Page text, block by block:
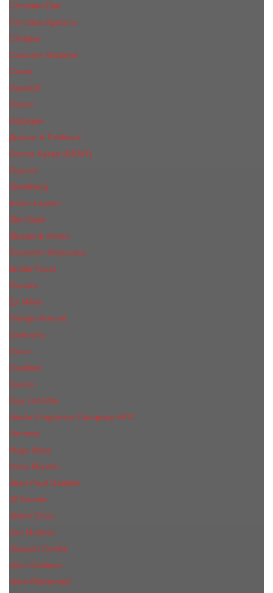
Christian Dior
Christina Aguilera
Сliniquе
Costume National
Creed
Davidoff
Diesel
Diptyque
Дольче & Габбана
Donna Karan (DKNY)
Dupont
Eisenberg
Еsteе Lаudеr
Elie Saab
Elizabeth Arden
Escentric Molecules
Emilio Pucci
Escada
Ex Nihilo
Giorgio Armani
Givenchy
Gucci
Guerlain
Guess
Guy Laroche
Haute Fragrance Company HFC
Hermes
Hugo Boss
Issey Miyake
Jean Paul Gaultier
Jil Sander
Jimmi Choo
Jое Malоnе
Joaquin Cortes
John Galliano
John Richmond